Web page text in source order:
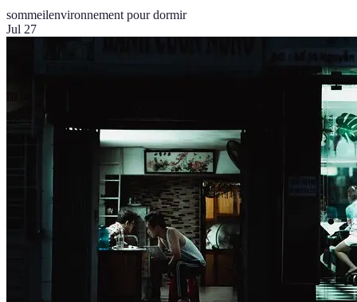
sommeilenvironnement pour dormir
Jul 27